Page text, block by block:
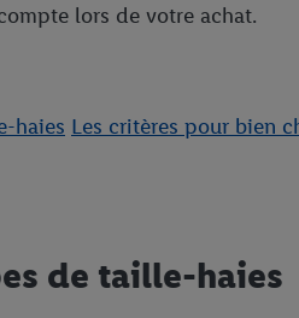
lors de votre achat.
haies Les critères pour bien
de taille-haies